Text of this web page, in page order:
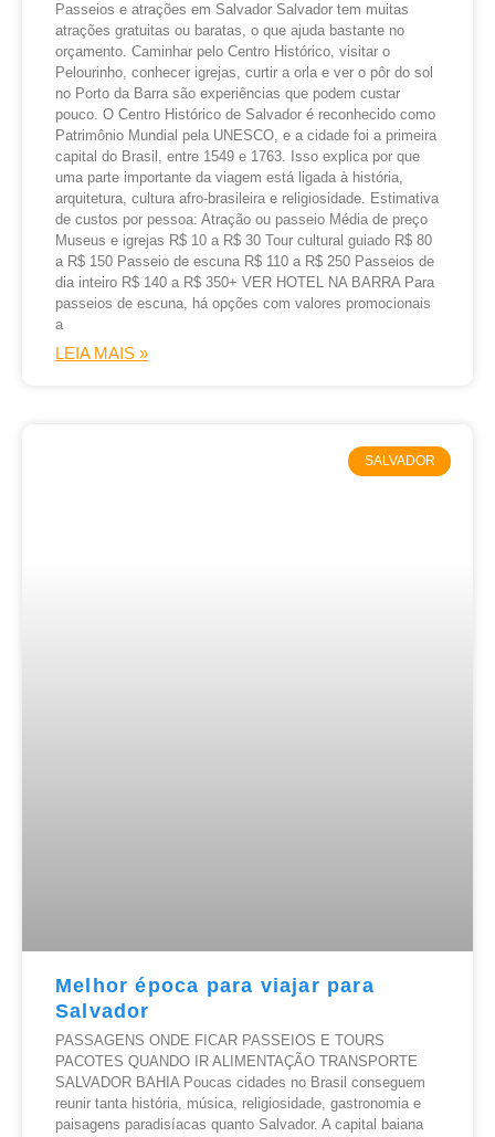
Passeios e atrações em Salvador Salvador tem muitas
atrações gratuitas ou baratas, o que ajuda bastante no
orçamento. Caminhar pelo Centro Histórico, visitar o
Pelourinho, conhecer igrejas, curtir a orla e ver o pôr do sol
no Porto da Barra são experiências que podem custar
pouco. O Centro Histórico de Salvador é reconhecido como
Patrimônio Mundial pela UNESCO, e a cidade foi a primeira
capital do Brasil, entre 1549 e 1763. Isso explica por que
uma parte importante da viagem está ligada à história,
arquitetura, cultura afro-brasileira e religiosidade. Estimativa
de custos por pessoa: Atração ou passeio Média de preço
Museus e igrejas R$ 10 a R$ 30 Tour cultural guiado R$ 80
a R$ 150 Passeio de escuna R$ 110 a R$ 250 Passeios de
dia inteiro R$ 140 a R$ 350+ VER HOTEL NA BARRA Para
passeios de escuna, há opções com valores promocionais
a
LEIA MAIS »
SALVADOR
Melhor época para viajar para
Salvador
PASSAGENS ONDE FICAR PASSEIOS E TOURS
PACOTES QUANDO IR ALIMENTAÇÃO TRANSPORTE
SALVADOR BAHIA Poucas cidades no Brasil conseguem
reunir tanta história, música, religiosidade, gastronomia e
paisagens paradisíacas quanto Salvador. A capital baiana